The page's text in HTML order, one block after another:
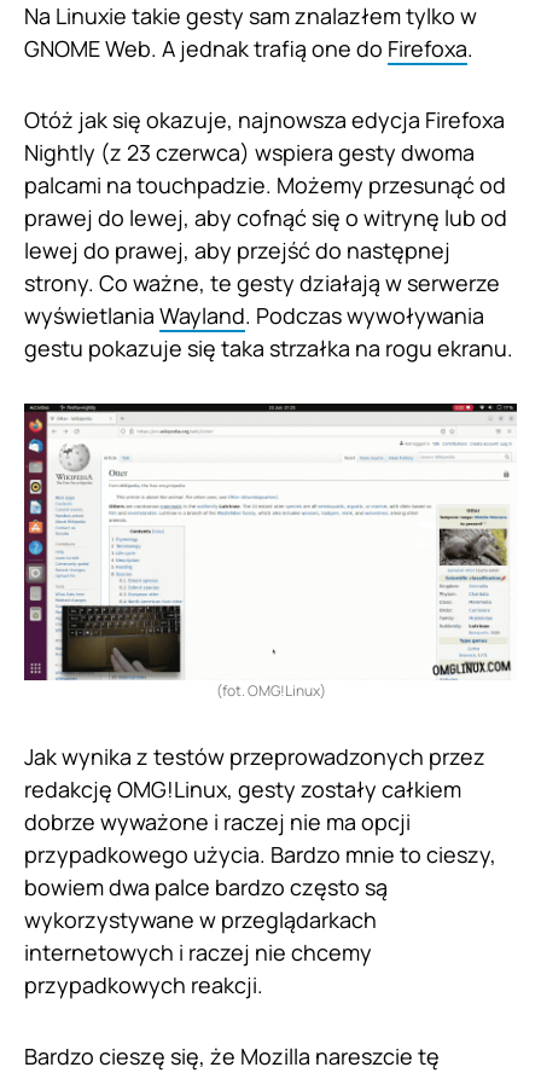
Na Linuxie takie gesty sam znalazłem tylko w
GNOME Web. A jednak trafią one do Firefoxa.
Otóż jak się okazuje, najnowsza edycja Firefoxa
Nightly (z 23 czerwca) wspiera gesty dwoma
palcami na touchpadzie. Możemy przesunąć od
prawej do lewej, aby cofnąć się o witrynę lub od
lewej do prawej, aby przejść do następnej
strony. Co ważne, te gesty działają w serwerze
wyświetlania Wayland. Podczas wywoływania
gestu pokazuje się taka strzałka na rogu ekranu.
(fot. OMG!Linux)
Jak wynika z testów przeprowadzonych przez
redakcję OMG!Linux, gesty zostały całkiem
dobrze wyważone i raczej nie ma opcji
przypadkowego użycia. Bardzo mnie to cieszy,
bowiem dwa palce bardzo często są
wykorzystywane w przeglądarkach
internetowych i raczej nie chcemy
przypadkowych reakcji.
Bardzo cieszę się, że Mozilla nareszcie tę